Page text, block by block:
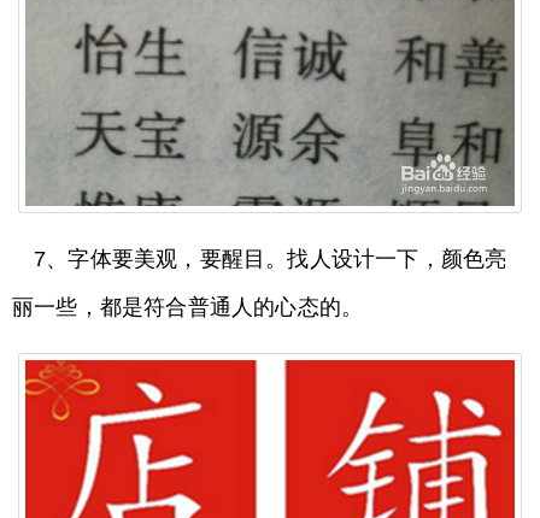
7、字体要美观，要醒目。找人设计一下，颜色亮
丽一些，都是符合普通人的心态的。